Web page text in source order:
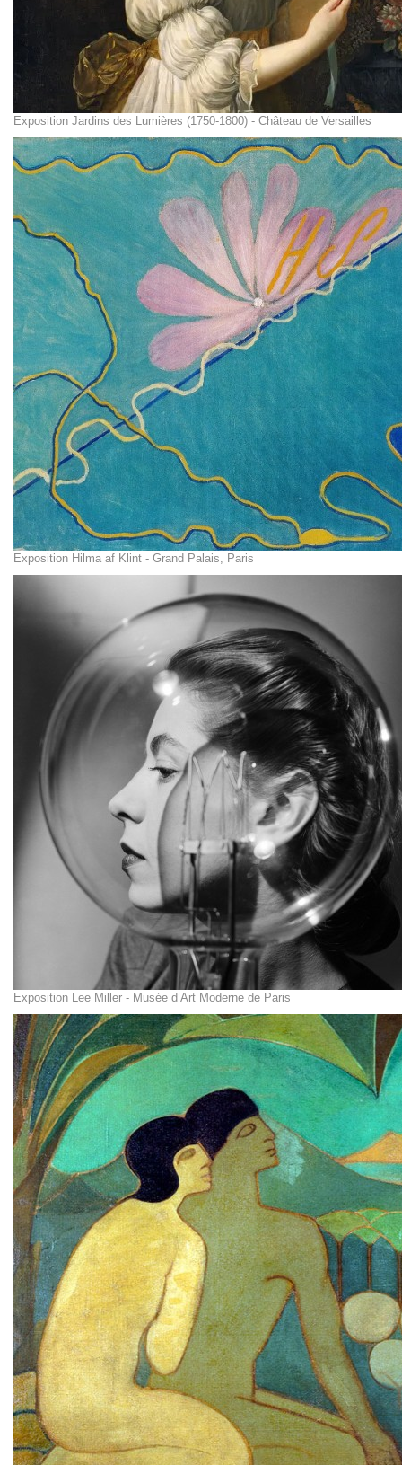
Exposition Jardins des Lumières (1750-1800) - Château de Versailles
Exposition Hilma af Klint - Grand Palais, Paris
Exposition Lee Miller - Musée d’Art Moderne de Paris